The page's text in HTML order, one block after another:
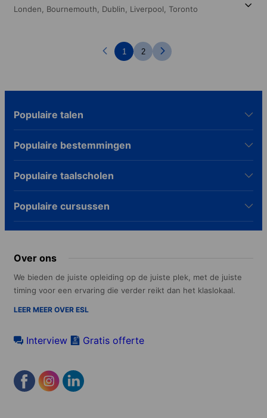
Londen, Bournemouth, Dublin, Liverpool, Toronto
1 2
Populaire talen
Populaire bestemmingen
Populaire taalscholen
Populaire cursussen
Over ons
We bieden de juiste opleiding op de juiste plek, met de juiste
timing voor een ervaring die verder reikt dan het klaslokaal.
LEER MEER OVER ESL
Interview Gratis offerte